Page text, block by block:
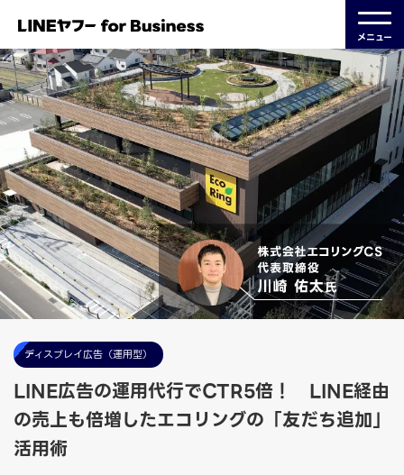
メニュー
ディスプレイ広告（運用型）
LINE広告の運用代行でCTR5倍！ LINE経由
の売上も倍増したエコリングの「友だち追加」
活用術